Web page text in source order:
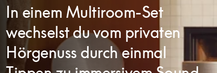
In einem Multiroom-Set
wechselst du vom privaten
Hörgenuss durch einmal